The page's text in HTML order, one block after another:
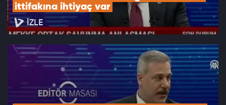
ittifakına ihtiyaç var
İZLE